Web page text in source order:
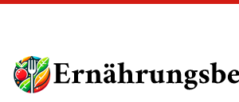
main
content